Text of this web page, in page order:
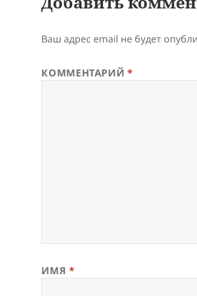
Ваш адрес email не будет
КОММЕНТАРИЙ*
ИМЯ *